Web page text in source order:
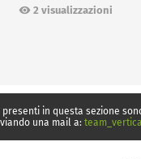
2 visualizzazioni
presenti in questa sezione
una mail a: